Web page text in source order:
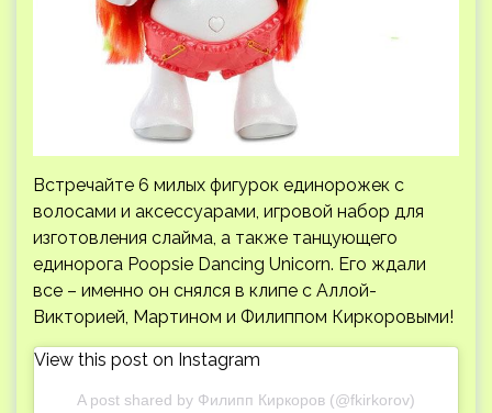
Встречайте 6 милых фигурок единорожек с
волосами и аксессуарами, игровой набор для
изготовления слайма, а также танцующего
единорога Poopsie Dancing Unicorn. Его ждали
все – именно он снялся в клипе с Аллой-
Викторией, Мартином и Филиппом Киркоровыми!
View this post on Instagram
A post shared by Филипп Киркоров (@fkirkorov)